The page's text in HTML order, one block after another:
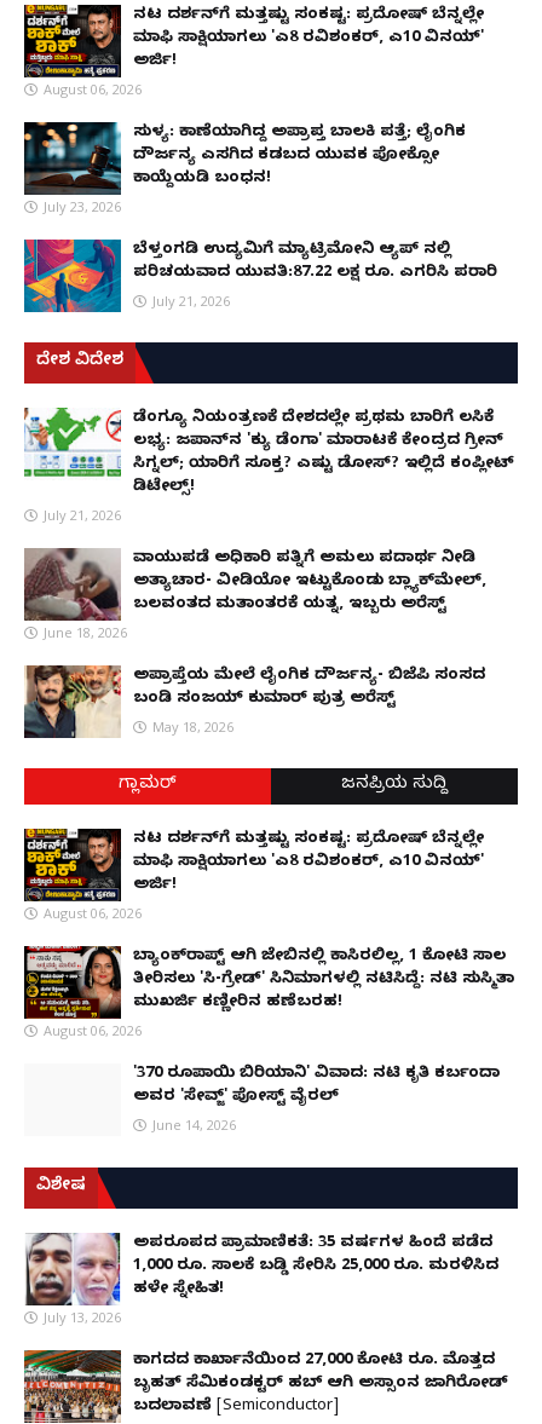
ನಟ ದರ್ಶನ್‌ಗೆ ಮತ್ತಷ್ಟು ಸಂಕಷ್ಟ: ಪ್ರದೋಷ್ ಬೆನ್ನಲ್ಲೇ
ಮಾಫಿ ಸಾಕ್ಷಿಯಾಗಲು 'ಎ8 ರವಿಶಂಕರ್, ಎ10 ವಿನಯ್'
ಅರ್ಜಿ!
August 06, 2026
ಸುಳ್ಯ: ಕಾಣೆಯಾಗಿದ್ದ ಅಪ್ರಾಪ್ತ ಬಾಲಕಿ ಪತ್ತೆ; ಲೈಂಗಿಕ
ದೌರ್ಜನ್ಯ ಎಸಗಿದ ಕಡಬದ ಯುವಕ ಪೋಕ್ಸೋ
ಕಾಯ್ದೆಯಡಿ ಬಂಧನ!
July 23, 2026
ಬೆಳ್ತಂಗಡಿ ಉದ್ಯಮಿಗೆ ಮ್ಯಾಟ್ರಿಮೋನಿ ಆ್ಯಪ್ ನಲ್ಲಿ
ಪರಿಚಯವಾದ ಯುವತಿ:87.22 ಲಕ್ಷ ರೂ. ಎಗರಿಸಿ ಪರಾರಿ
July 21, 2026
ದೇಶ ವಿದೇಶ
ಡೆಂಗ್ಯೂ ನಿಯಂತ್ರಣಕ್ಕೆ ದೇಶದಲ್ಲೇ ಪ್ರಥಮ ಬಾರಿಗೆ ಲಸಿಕೆ
ಲಭ್ಯ: ಜಪಾನ್‌ನ 'ಕ್ಯು ಡೆಂಗಾ' ಮಾರಾಟಕ್ಕೆ ಕೇಂದ್ರದ ಗ್ರೀನ್
ಸಿಗ್ನಲ್; ಯಾರಿಗೆ ಸೂಕ್ತ? ಎಷ್ಟು ಡೋಸ್? ಇಲ್ಲಿದೆ ಕಂಪ್ಲೀಟ್
ಡಿಟೇಲ್ಸ್!
July 21, 2026
ವಾಯುಪಡೆ ಅಧಿಕಾರಿ ಪತ್ನಿಗೆ ಅಮಲು ಪದಾರ್ಥ ನೀಡಿ
ಅತ್ಯಾಚಾರ- ವೀಡಿಯೋ ಇಟ್ಟುಕೊಂಡು ಬ್ಲ್ಯಾಕ್‌ಮೇಲ್,
ಬಲವಂತದ ಮತಾಂತರಕ್ಕೆ ಯತ್ನ, ಇಬ್ಬರು ಅರೆಸ್ಟ್
June 18, 2026
ಅಪ್ರಾಪ್ತೆಯ ಮೇಲೆ ಲೈಂಗಿಕ ದೌರ್ಜನ್ಯ- ಬಿಜೆಪಿ ಸಂಸದ
ಬಂಡಿ ಸಂಜಯ್ ಕುಮಾರ್ ಪುತ್ರ ಅರೆಸ್ಟ್
May 18, 2026
ಗ್ಲಾಮರ್ ಜನಪ್ರಿಯ ಸುದ್ದಿ
ನಟ ದರ್ಶನ್‌ಗೆ ಮತ್ತಷ್ಟು ಸಂಕಷ್ಟ: ಪ್ರದೋಷ್ ಬೆನ್ನಲ್ಲೇ
ಮಾಫಿ ಸಾಕ್ಷಿಯಾಗಲು 'ಎ8 ರವಿಶಂಕರ್, ಎ10 ವಿನಯ್'
ಅರ್ಜಿ!
August 06, 2026
ಬ್ಯಾಂಕ್‌ರಾಪ್ಟ್‌ ಆಗಿ ಜೇಬಿನಲ್ಲಿ ಕಾಸಿರಲಿಲ್ಲ, ₹1 ಕೋಟಿ ಸಾಲ
ತೀರಿಸಲು 'ಸಿ-ಗ್ರೇಡ್' ಸಿನಿಮಾಗಳಲ್ಲಿ ನಟಿಸಿದ್ದೆ: ನಟಿ ಸುಸ್ಮಿತಾ
ಮುಖರ್ಜಿ ಕಣ್ಣೀರಿನ ಹಣೆಬರಹ!
August 06, 2026
'370 ರೂಪಾಯಿ ಬಿರಿಯಾನಿ' ವಿವಾದ: ನಟಿ ಕೃತಿ ಕರ್ಬಂದಾ
ಅವರ 'ಸೇವ್ಜ್' ಪೋಸ್ಟ್ ವೈರಲ್
June 14, 2026
ವಿಶೇಷ
ಅಪರೂಪದ ಪ್ರಾಮಾಣಿಕತೆ: 35 ವರ್ಷಗಳ ಹಿಂದೆ ಪಡೆದ
1,000 ರೂ. ಸಾಲಕ್ಕೆ ಬಡ್ಡಿ ಸೇರಿಸಿ 25,000 ರೂ. ಮರಳಿಸಿದ
ಹಳೇ ಸ್ನೇಹಿತ!
July 13, 2026
ಕಾಗದದ ಕಾರ್ಖಾನೆಯಿಂದ 27,000 ಕೋಟಿ ರೂ. ಮೊತ್ತದ
ಬೃಹತ್ ಸೆಮಿಕಂಡಕ್ಟರ್ ಹಬ್ ಆಗಿ ಅಸ್ಸಾಂನ ಜಾಗಿರೋಡ್
ಬದಲಾವಣೆ [Semiconductor]